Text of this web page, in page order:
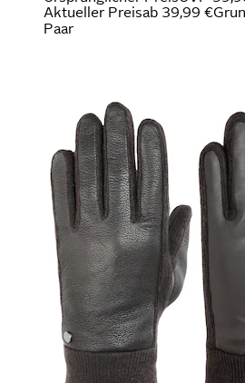
Aktueller Preisab 39,99 €
Paar